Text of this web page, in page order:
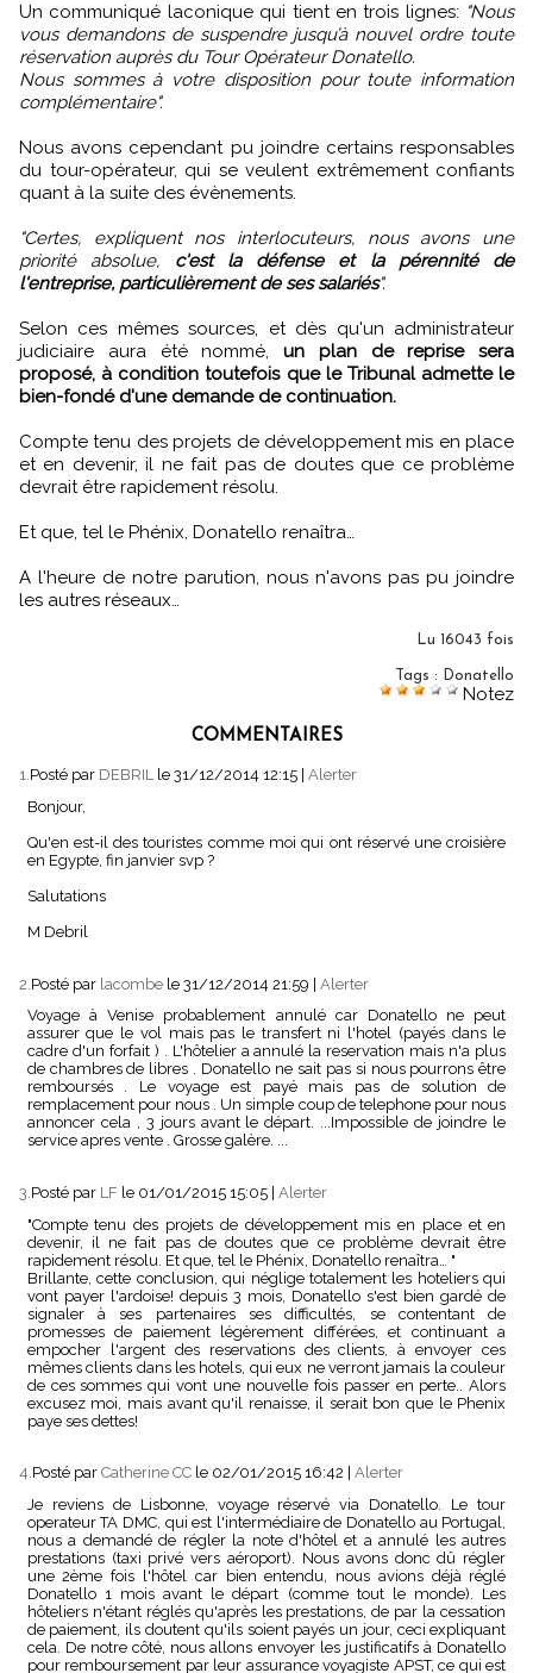
Un communiqué laconique qui tient en trois lignes: "Nous
vous demandons de suspendre jusqu’à nouvel ordre toute
réservation auprès du Tour Opérateur Donatello.
Nous sommes à votre disposition pour toute information
complémentaire".
Nous avons cependant pu joindre certains responsables
du tour-opérateur, qui se veulent extrêmement confiants
quant à la suite des évènements.
"Certes, expliquent nos interlocuteurs, nous avons une
priorité absolue, c'est la défense et la pérennité de
l'entreprise, particulièrement de ses salariés".
Selon ces mêmes sources, et dès qu'un administrateur
judiciaire aura été nommé, un plan de reprise sera
proposé, à condition toutefois que le Tribunal admette le
bien-fondé d'une demande de continuation.
Compte tenu des projets de développement mis en place
et en devenir, il ne fait pas de doutes que ce problème
devrait être rapidement résolu.
Et que, tel le Phénix, Donatello renaîtra…
A l'heure de notre parution, nous n'avons pas pu joindre
les autres réseaux…
Lu 16043 fois
Tags : Donatello
Notez
COMMENTAIRES
1.Posté par DEBRIL le 31/12/2014 12:15 Alerter
Bonjour,
Qu'en est-il des touristes comme moi qui ont réservé une croisière
en Egypte, fin janvier svp ?
Salutations
M Debril
2. Posté par lacombe le 31/12/2014 21:59 | Alerter
Voyage à Venise probablement annulé car Donatello ne peut
assurer que le vol mais pas le transfert ni l'hotel (payés dans le
cadre d'un forfait ) . L'hôtelier a annulé la reservation mais n'a plus
de chambres de libres . Donatello ne sait pas si nous pourrons être
remboursés . Le voyage est payé mais pas de solution de
remplacement pour nous . Un simple coup de telephone pour nous
annoncer cela , 3 jours avant le départ. ...Impossible de joindre le
service apres vente . Grosse galère. ...
3. Posté par LF le 01/01/2015 15:05 Alerter
"Compte tenu des projets de développement mis en place et en
devenir, il ne fait pas de doutes que ce problème devrait être
rapidement résolu. Et que, tel le Phénix, Donatello renaîtra… "
Brillante, cette conclusion, qui néglige totalement les hoteliers qui
vont payer l'ardoise! depuis 3 mois, Donatello s'est bien gardé de
signaler à ses partenaires ses difficultés, se contentant de
promesses de paiement légèrement différées, et continuant a
empocher l'argent des reservations des clients, à envoyer ces
mêmes clients dans les hotels, qui eux ne verront jamais la couleur
de ces sommes qui vont une nouvelle fois passer en perte.. Alors
excusez moi, mais avant qu'il renaisse, il serait bon que le Phenix
paye ses dettes!
4. Posté par Catherine CC le 02/01/2015 16:42
Alerter
Je reviens de Lisbonne, voyage réservé via Donatello. Le tour
operateur TA DMC, qui est l'intermédiaire de Donatello au Portugal,
nous a demandé de régler la note d'hôtel et a annulé les autres
prestations (taxi privé vers aéroport). Nous avons donc dû régler
une 2ème fois l'hôtel car bien entendu, nous avions déjà réglé
Donatello 1 mois avant le départ (comme tout le monde). Les
hôteliers n'étant réglés qu'après les prestations, de par la cessation
de paiement, ils doutent qu'ils soient payés un jour, ceci expliquant
cela. De notre côté, nous allons envoyer les justificatifs à Donatello
pour remboursement par leur assurance voyagiste APST, ce qui est